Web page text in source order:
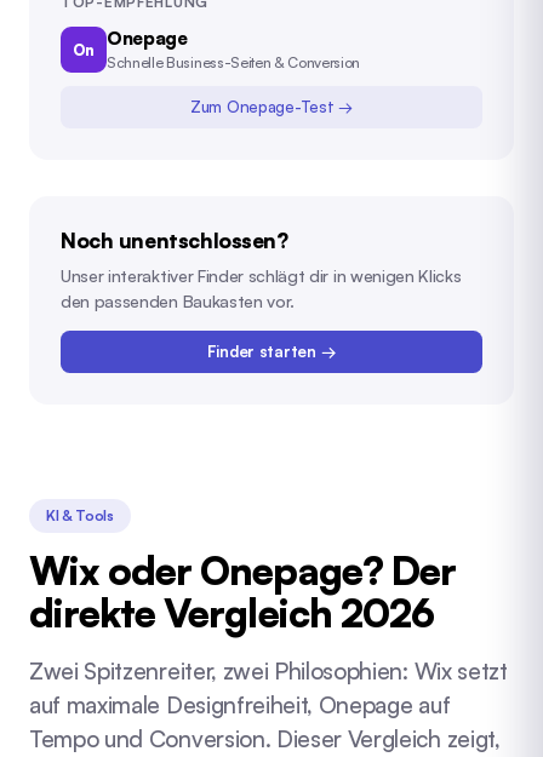
KI & Tools
Wix oder Onepage? Der
direkte Vergleich 2026
Zwei Spitzenreiter, zwei Philosophien: Wix setzt
auf maximale Designfreiheit, Onepage auf
Tempo und Conversion. Dieser Vergleich zeigt,
On Onepage
Schnelle Business-Seiten & Conversion
Zum Onepage-Test →
Noch unentschlossen?
Unser interaktiver Finder schlägt dir in wenigen Klicks
den passenden Baukasten vor.
Finder starten →